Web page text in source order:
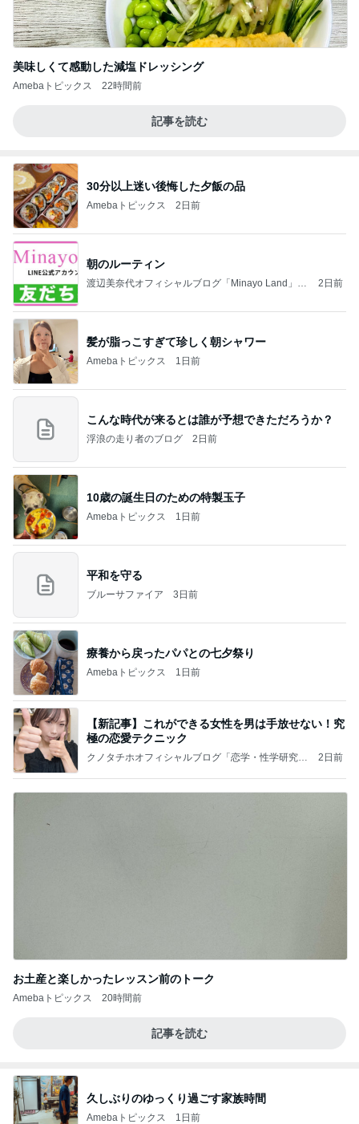
美味しくて感動した減塩ドレッシング
Amebaトピックス 22時間前
記事を読む
30分以上迷い後悔した夕飯の品
Amebaトピックス 2日前
朝のルーティン
渡辺美奈代オフィシャルブログ「Minayo Land」P
2日前
髪が脂っこすぎて珍しく朝シャワー
Amebaトピックス 1日前
こんな時代が来るとは誰が予想できただろうか？
浮浪の走り者のブログ 2日前
10歳の誕生日のための特製玉子
Amebaトピックス 1日前
平和を守る
ブルーサファイア 3日前
療養から戻ったパパとの七夕祭り
Amebaトピックス 1日前
【新記事】これができる女性を男は手放せない！究
極の恋愛テクニック
クノタチホオフィシャルブログ「恋学・性学研究
2日前
お土産と楽しかったレッスン前のトーク
Amebaトピックス 20時間前
記事を読む
久しぶりのゆっくり過ごす家族時間
Amebaトピックス 1日前